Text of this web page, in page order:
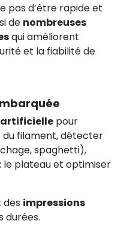
pas d’être rapide et
de nombreuses
qui améliorent
et la fiabilité de
pour
du filament, détecter
spaghetti),
le plateau et optimiser
des impressions
durées.